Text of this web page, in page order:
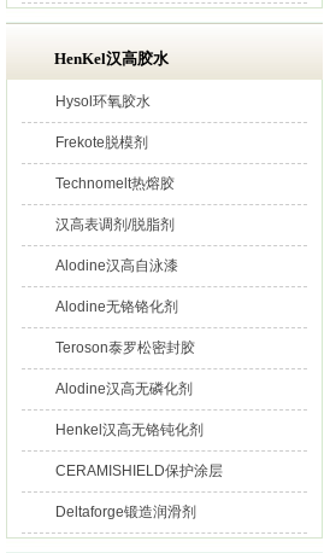
HenKel汉高胶水
Hysol环氧胶水
Frekote脱模剂
Technomelt热熔胶
汉高表调剂/脱脂剂
Alodine汉高自泳漆
Alodine无铬铬化剂
Teroson泰罗松密封胶
Alodine汉高无磷化剂
Henkel汉高无铬钝化剂
CERAMISHIELD保护涂层
Deltaforge锻造润滑剂